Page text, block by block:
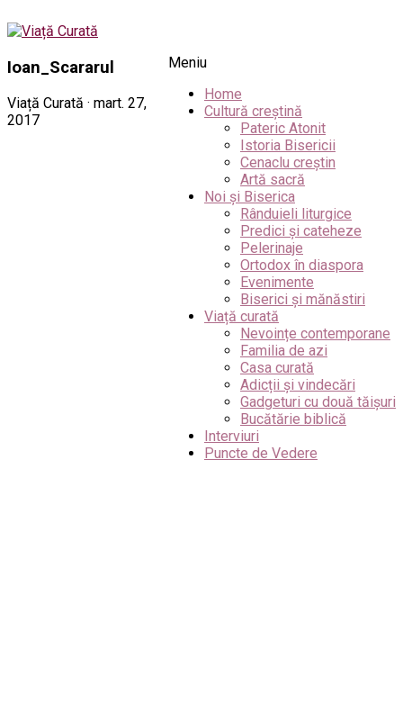
Meniu
Home
Cultură creștină
Pateric Atonit
Istoria Bisericii
Cenaclu creștin
Artă sacră
Noi și Biserica
Rânduieli liturgice
Predici și cateheze
Pelerinaje
Ortodox în diaspora
Evenimente
Biserici și mănăstiri
Viață curată
Nevoințe contemporane
Familia de azi
Casa curată
Adicții și vindecări
Gadgeturi cu două tăișuri
Bucătărie biblică
Interviuri
Puncte de Vedere
Ioan_Scararul
Viață Curată · mart. 27,
2017